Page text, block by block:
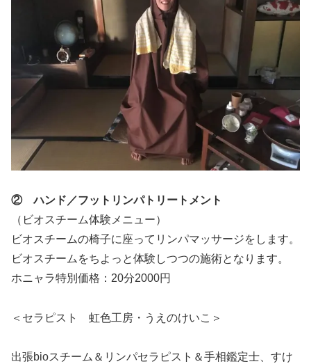
② ハンド／フットリンパトリートメント
（ビオスチーム体験メニュー）
ビオスチームの椅子に座ってリンパマッサージをします。
ビオスチームをちよっと体験しつつの施術となります。
ホニャラ特別価格：20分2000円
＜セラピスト 虹色工房・うえのけいこ＞
出張bioスチーム＆リンパセラピスト＆手相鑑定士、すけ